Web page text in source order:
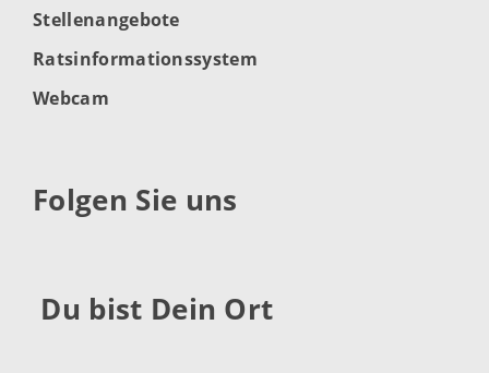
Stellenangebote
Ratsinformationssystem
Webcam
Folgen Sie uns
Du bist Dein Ort